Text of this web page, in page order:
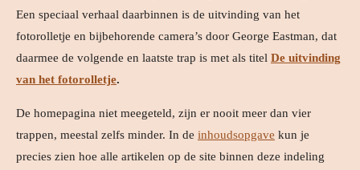
Een speciaal verhaal daarbinnen is de uitvinding van het
fotorolletje en bijbehorende camera’s door George Eastman, dat
daarmee de volgende en laatste trap is met als titel De uitvinding
van het fotorolletje.
De homepagina niet meegeteld, zijn er nooit meer dan vier
trappen, meestal zelfs minder. In de inhoudsopgave kun je
precies zien hoe alle artikelen op de site binnen deze indeling